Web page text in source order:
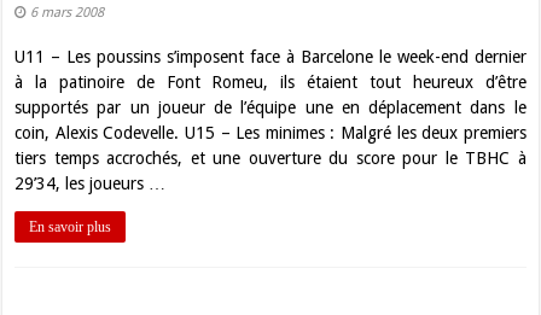
6 mars 2008
U11 – Les poussins s’imposent face à Barcelone le week-end dernier
à la patinoire de Font Romeu, ils étaient tout heureux d’être
supportés par un joueur de l’équipe une en déplacement dans le
coin, Alexis Codevelle. U15 – Les minimes : Malgré les deux premiers
tiers temps accrochés, et une ouverture du score pour le TBHC à
29’34, les joueurs …
En savoir plus